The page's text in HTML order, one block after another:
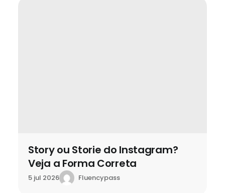
Story ou Storie do Instagram?
Veja a Forma Correta
5 jul 2026 Fluencypass